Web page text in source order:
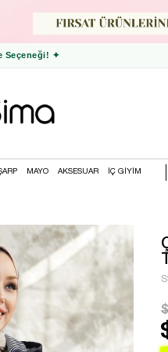
Kargo ✦
MAYO AKSESUAR İÇ GİYİM